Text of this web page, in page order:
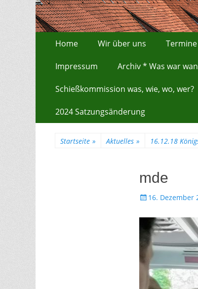
Erstes Menü
Inhalt:
Home Wir über uns Termine
Impressum Archiv * Was war
Schießkommission was, wie, wo, wer?
2024 Satzungsänderung
Startseite » Aktuelles » 16.12.18
mde
Gepostet
16. Dezember